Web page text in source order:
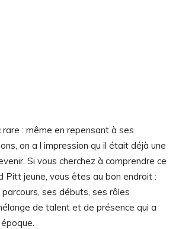
: même en repensant à ses
on a l impression qu il était déjà une
Si vous cherchez à comprendre ce
Pitt jeune, vous êtes au bon endroit :
ses débuts, ses rôles
de talent et de présence qui a